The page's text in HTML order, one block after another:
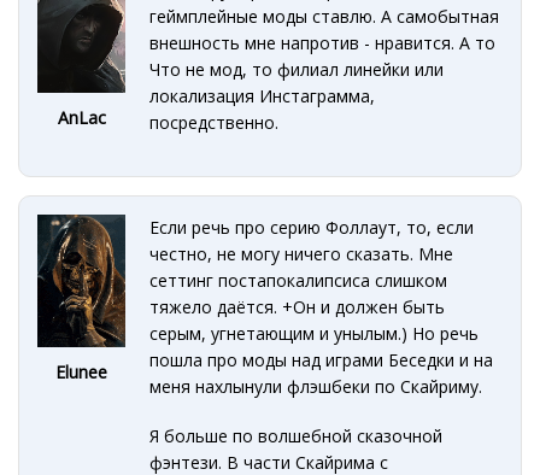
AnLac
геймплейные моды ставлю. А самобытная
внешность мне напротив - нравится. А то
Что не мод, то филиал линейки или
локализация Инстаграмма,
посредственно.
Elunee
Если речь про серию Фоллаут, то, если
честно, не могу ничего сказать. Мне
сеттинг постапокалипсиса слишком
тяжело даётся. +Он и должен быть
серым, угнетающим и унылым.) Но речь
пошла про моды над играми Беседки и на
меня нахлынули флэшбеки по Скайриму.
Я больше по волшебной сказочной
фэнтези. В части Скайрима с